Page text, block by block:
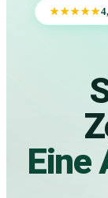
★★★★★
Eine